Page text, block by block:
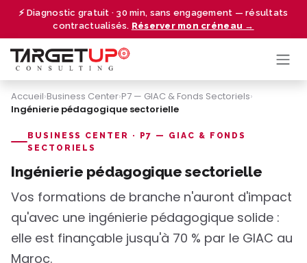
⚡ Diagnostic gratuit · 30 min, sans engagement — résultats
contractualisés. Réserver mon créneau →
Se rendre au contenu
Accueil›Business Center›P7 — GIAC & Fonds Sectoriels›
Ingénierie pédagogique sectorielle
BUSINESS CENTER · P7 — GIAC & FONDS
SECTORIELS
Ingénierie pédagogique sectorielle
Vos formations de branche n'auront d'impact
qu'avec une ingénierie pédagogique solide :
elle est finançable jusqu'à 70 % par le GIAC au
Maroc.